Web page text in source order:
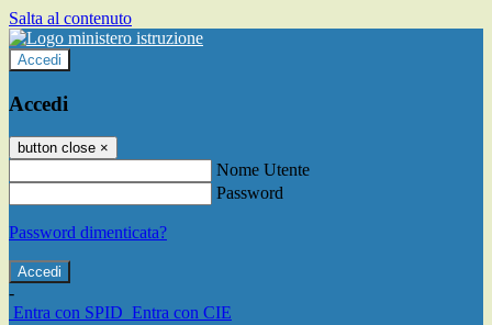
Salta al contenuto
Accedi
Accedi
button close ×
Nome Utente
Password
Password dimenticata?
-
Entra con SPID Entra con CIE